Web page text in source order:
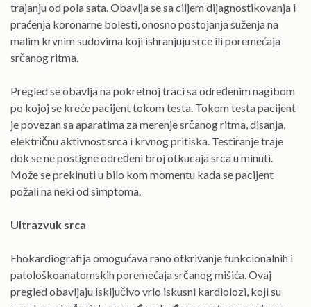
trajanju od pola sata. Obavlja se sa ciljem dijagnostikovanja i
praćenja koronarne bolesti, onosno postojanja suženja na
malim krvnim sudovima koji ishranjuju srce ili poremećaja
srčanog ritma.
Pregled se obavlja na pokretnoj traci sa određenim nagibom
po kojoj se kreće pacijent tokom testa. Tokom testa pacijent
je povezan sa aparatima za merenje srčanog ritma, disanja,
električnu aktivnost srca i krvnog pritiska. Testiranje traje
dok se ne postigne određeni broj otkucaja srca u minuti.
Može se prekinuti u bilo kom momentu kada se pacijent
požali na neki od simptoma.
Ultrazvuk srca
Ehokardiografija omogućava rano otkrivanje funkcionalnih i
patološkoanatomskih poremećaja srčanog mišića. Ovaj
pregled obavljaju isključivo vrlo iskusni kardiolozi, koji su